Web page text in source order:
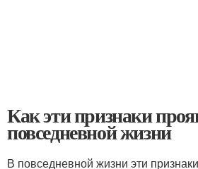
Как эти признаки
повседневной жизни
В повседневной жизни эти